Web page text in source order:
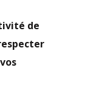
de